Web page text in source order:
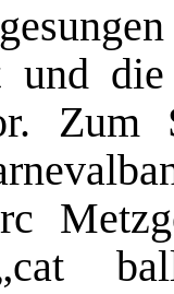
und
Zum